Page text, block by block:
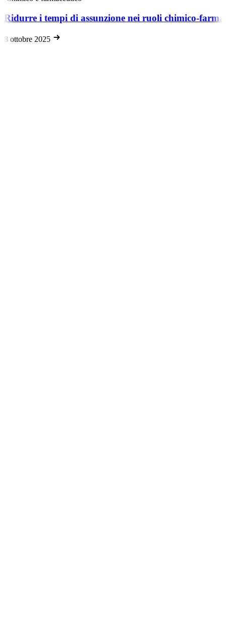
Ridurre i tempi di assunzione nei ruoli chimico-
8 ottobre 2025